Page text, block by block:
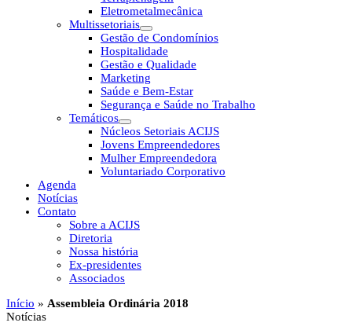
Eletrometalmecânica
Multissetoriais
Gestão de Condomínios
Hospitalidade
Gestão e Qualidade
Marketing
Saúde e Bem-Estar
Segurança e Saúde no Trabalho
Temáticos
Núcleos Setoriais ACIJS
Jovens Empreendedores
Mulher Empreendedora
Voluntariado Corporativo
Agenda
Notícias
Contato
Sobre a ACIJS
Diretoria
Nossa história
Ex-presidentes
Associados
Início » Assembleia Ordinária 2018
Notícias